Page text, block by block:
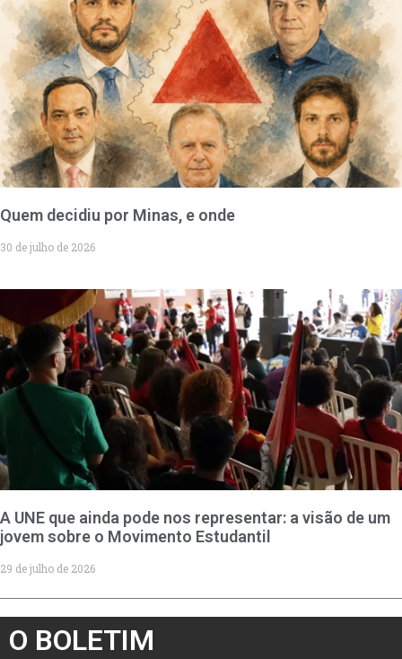
Quem decidiu por Minas, e onde
30 de julho de 2026
A UNE que ainda pode nos representar: a visão de um
jovem sobre o Movimento Estudantil
29 de julho de 2026
O BOLETIM